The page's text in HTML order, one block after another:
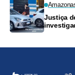
Justiça